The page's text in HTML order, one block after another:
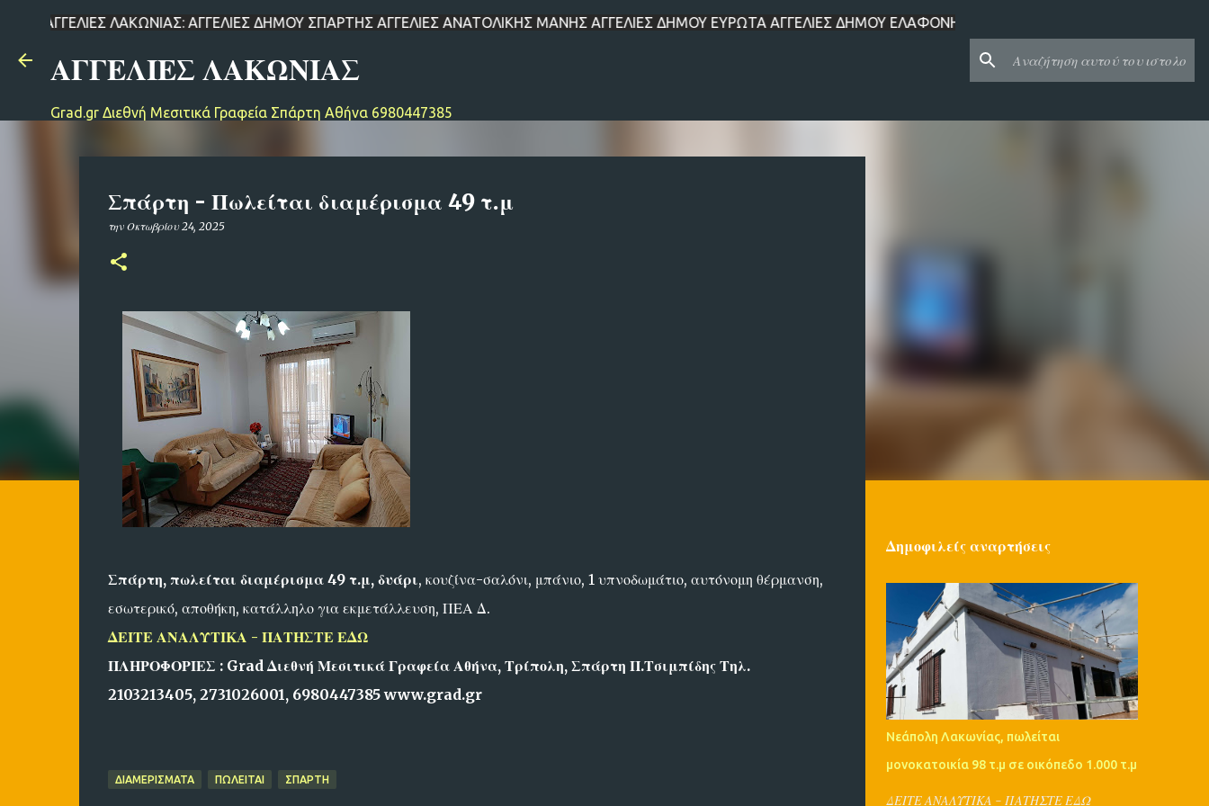
Μετάβαση στο κύριο περιεχόμενο
ΑΓΓΕΛΙΕΣ ΛΑΚΩΝΙΑΣ: ΑΓΓΕΛΙΕΣ ΔΗΜΟΥ ΣΠΑΡΤΗΣ ΑΓΓΕΛΙΕΣ ΑΝΑΤΟΛΙΚΗΣ ΜΑΝΗΣ ΑΓΓΕΛΙΕΣ ΔΗΜΟΥ ΕΥΡΩΤΑ ΑΓΓΕΛΙΕΣ ΔΗΜΟΥ ΕΛΑΦΟΝΗΣΟΥ ΑΓΓΕΛΙΕΣ ΔΗΜΟΥ ΜΟΝΕΜΒΑΣΙΑΣ ΑΓΓΕΛΙΕΣ
ΑΓΓΕΛΙΕΣ ΛΑΚΩΝΙΑΣ
Grad.gr Διεθνή Μεσιτικά Γραφεία Σπάρτη Αθήνα 6980447385
Σπάρτη - Πωλείται διαμέρισμα 49 τ.μ
την Οκτωβρίου 24, 2025
Σπάρτη, πωλείται διαμέρισμα 49 τ.μ, δυάρι, κουζίνα-σαλόνι, μπάνιο, 1 υπνοδωμάτιο, αυτόνομη θέρμανση,
εσωτερικό, αποθήκη, κατάλληλο για εκμετάλλευση, ΠΕΑ Δ.
ΔΕΙΤΕ ΑΝΑΛΥΤΙΚΑ - ΠΑΤΗΣΤΕ ΕΔΩ
ΠΛΗΡΟΦΟΡΙΕΣ : Grad Διεθνή Μεσιτικά Γραφεία Αθήνα, Τρίπολη, Σπάρτη Π.Τσιμπίδης Τηλ.
2103213405, 2731026001, 6980447385 www.grad.gr
ΔΙΑΜΕΡΙΣΜΑΤΑ ΠΩΛΕΙΤΑΙ ΣΠΑΡΤΗ
Δημοφιλείς αναρτήσεις
Νεάπολη Λακωνίας, πωλείται
μονοκατοικία 98 τ.μ σε οικόπεδο 1.000 τ.μ
ΔΕΙΤΕ ΑΝΑΛΥΤΙΚΑ - ΠΑΤΗΣΤΕ ΕΔΩ